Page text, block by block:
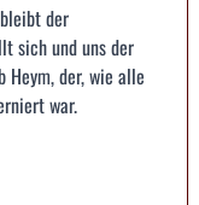
der
sich und uns der
Heym, der, wie alle
war.